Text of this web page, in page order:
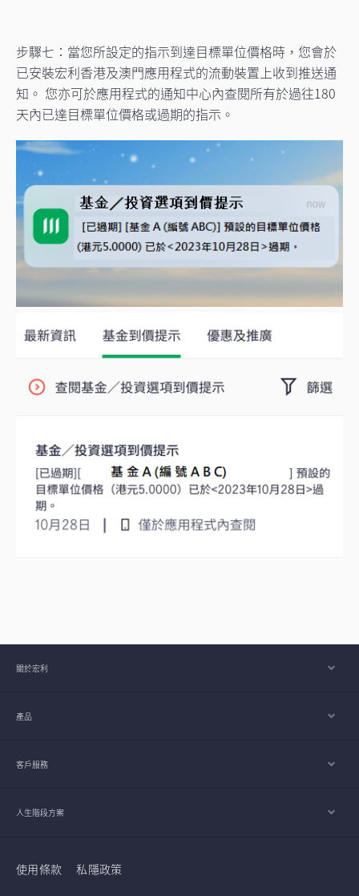
步驟七：當您所設定的指示到達目標單位價格時，您會於
已安裝宏利香港及澳門應用程式的流動裝置上收到推送通
知。 您亦可於應用程式的通知中心內查閱所有於過往180
天內已達目標單位價格或過期的指示。
關於宏利
產品
客戶服務
人生階段方案
使用條款 私隱政策